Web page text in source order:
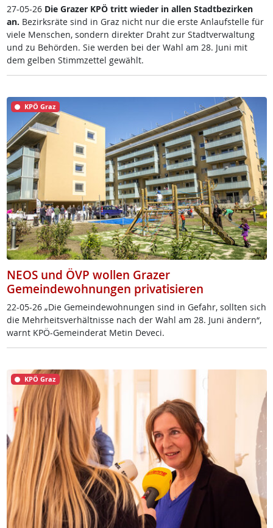
27-05-26 Die Gra­zer KPÖ tritt wie­der in al­len Stadt­be­zir­ken
an. Be­zirks­rä­te sind in Graz nicht nur die ers­te An­lauf­s­tel­le für
vie­le Men­schen, son­dern di­rek­ter Draht zur Stadt­ver­wal­tung
und zu Be­hör­den. Sie wer­den bei der Wahl am 28. Ju­ni mit
dem gel­ben Stimm­zet­tel ge­wählt.
KPÖ Graz
NEOS und ÖVP wollen Grazer
Gemeindewohnungen privatisieren
22-05-26 „Die Ge­mein­de­woh­nun­gen sind in Ge­fahr, soll­ten sich
die Mehr­heits­ver­hält­nis­se nach der Wahl am 28. Ju­ni än­dern“,
warnt KPÖ-Ge­mein­de­rat Me­tin De­ve­ci.
KPÖ Graz